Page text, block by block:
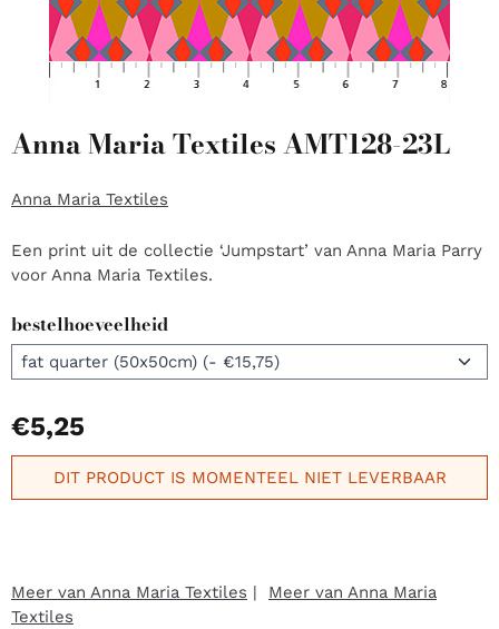
Anna Maria Textiles AMT128-23L
Anna Maria Textiles
Een print uit de collectie ‘Jumpstart’ van Anna Maria Parry
voor Anna Maria Textiles.
bestelhoeveelheid
€5,25
DIT PRODUCT IS MOMENTEEL NIET LEVERBAAR
Meer van Anna Maria Textiles | Meer van Anna Maria
Textiles